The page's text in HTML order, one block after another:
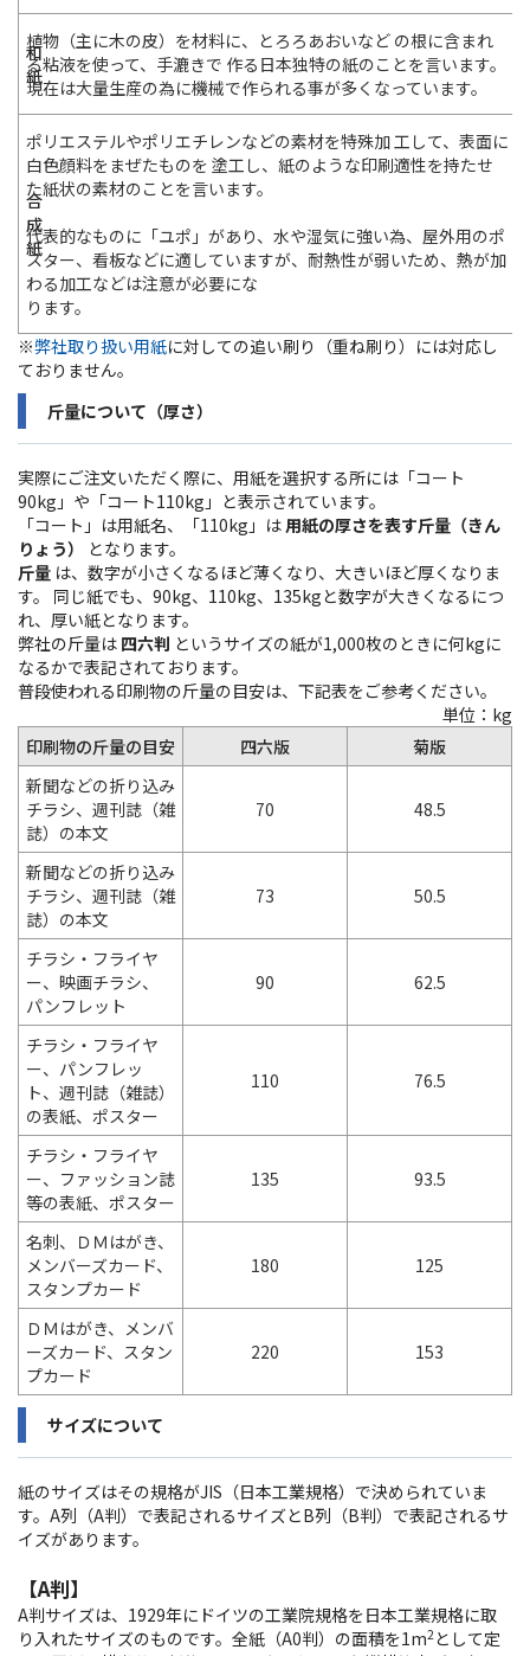
和
紙
植物（主に木の皮）を材料に、とろろあおいなど の根に含まれ
る粘液を使って、手漉きで 作る日本独特の紙のことを言います。
現在は大量生産の為に機械で作られる事が多くなっています。
合
成
紙
ポリエステルやポリエチレンなどの素材を特殊加 工して、表面に
白色顔料をまぜたものを 塗工し、紙のような印刷適性を持たせ
た紙状の素材のことを言います。
代表的なものに「ユポ」があり、水や湿気に強い為、屋外用のポ
スター、看板などに適していますが、耐熱性が弱いため、熱が加
わる加工などは注意が必要にな
ります。
※弊社取り扱い用紙に対しての追い刷り（重ね刷り）には対応し
ておりません。
斤量について（厚さ）
実際にご注文いただく際に、用紙を選択する所には「コート
90kg」や「コート110kg」と表示されています。
「コート」は用紙名、「110kg」は 用紙の厚さを表す斤量（きん
りょう）
となります。
斤量 は、数字が小さくなるほど薄くなり、大きいほど厚くなりま
す。 同じ紙でも、90kg、110kg、135kgと数字が大きくなるにつ
れ、厚い紙となります。
弊社の斤量は 四六判 というサイズの紙が1,000枚のときに何kgに
なるかで表記されております。
普段使われる印刷物の斤量の目安は、下記表をご参考ください。
単位：kg
印刷物の斤量の目安
四六版
菊版
新聞などの折り込み
チラシ、週刊誌（雑
誌）の本文
70 48.5
新聞などの折り込み
チラシ、週刊誌（雑
誌）の本文
73 50.5
チラシ・フライヤ
ー、映画チラシ、
パンフレット
90 62.5
チラシ・フライヤ
ー、パンフレッ
ト、週刊誌（雑誌）
の表紙、ポスター
110 76.5
チラシ・フライヤ
ー、ファッション誌
等の表紙、ポスター
135 93.5
名刺、ＤＭはがき、
メンバーズカード、
スタンプカード
180 125
ＤＭはがき、メンバ
ーズカード、スタン
プカード
220 153
サイズについて
紙のサイズはその規格がJIS（日本工業規格）で決められていま
す。A列（A判）で表記されるサイズとB列（B判）で表記されるサ
イズがあります。
【A判】
A判サイズは、1929年にドイツの工業院規格を日本工業規格に取
り入れたサイズのものです。全紙（A0判）の面積を1m2 として定